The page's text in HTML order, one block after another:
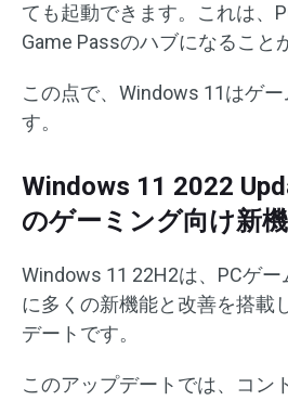
ても起動できます。これは、
Game Passのハブになること
この点で、Windows 11はゲ
す。
Windows 11 2022
のゲーミング向け新
Windows 11 22H2は、PCゲ
に多くの新機能と改善を搭載
デートです。
このアップデートでは、コン